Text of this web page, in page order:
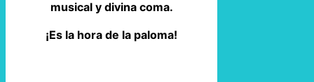
musical y divina coma.
¡Es la hora de la paloma!